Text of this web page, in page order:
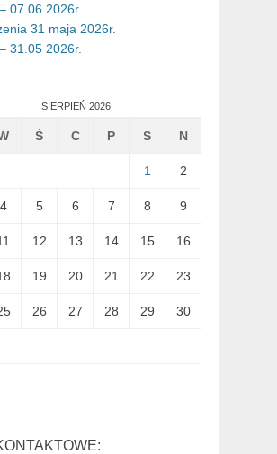
07.06 2026r.
31 maja 2026r.
31.05 2026r.
SIERPIEŃ 2026
Ś C P S N
1 2
4 5 6 7 8 9
12 13 14 15 16
19 20 21 22 23
26 27 28 29 30